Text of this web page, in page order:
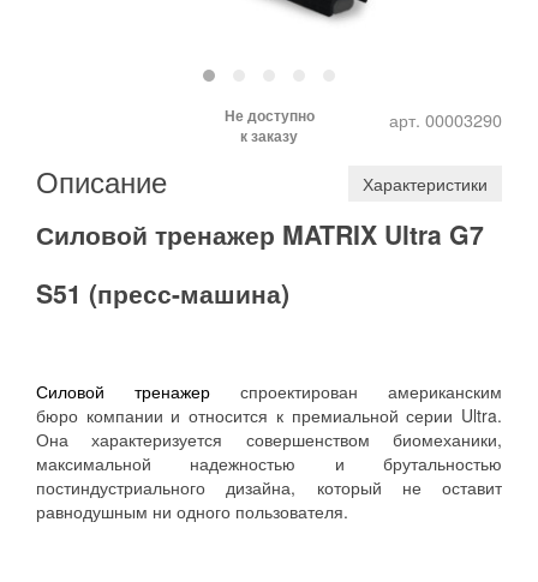
арт. 00003290
Не доступно
к заказу
Описание Характеристики
Силовой тренажер MATRIX Ultra G7
S51 (пресс-машина)
Силовой тренажер спроектирован американским
бюро компании и относится к премиальной серии Ultra.
Она характеризуется совершенством биомеханики,
максимальной надежностью и брутальностью
постиндустриального дизайна, который не оставит
равнодушным ни одного пользователя.